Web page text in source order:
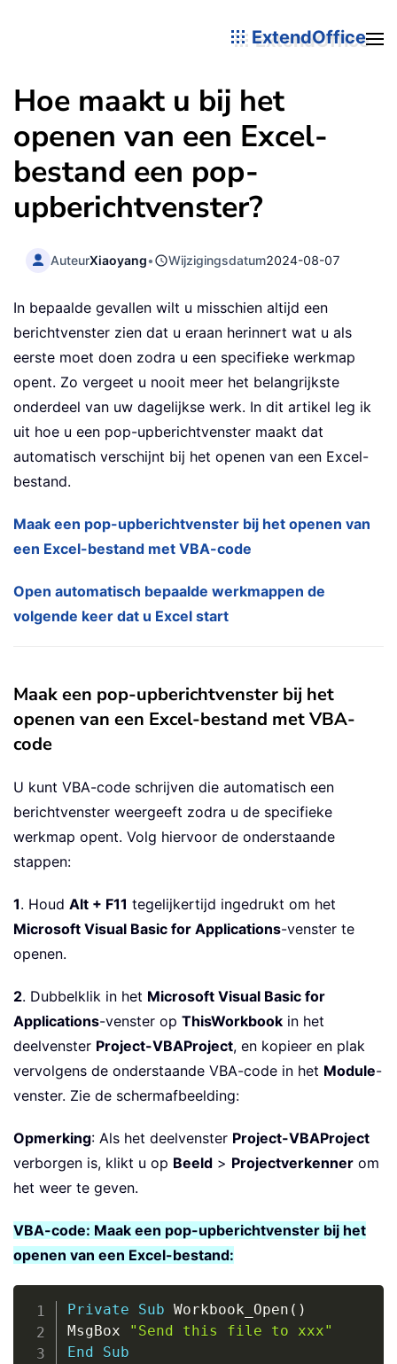
ExtendOffice
Hoe maakt u bij het
openen van een Excel-
bestand een pop-
upberichtvenster?
AuteurXiaoyang• Wijzigingsdatum2024-08-07
In bepaalde gevallen wilt u misschien altijd een
berichtvenster zien dat u eraan herinnert wat u als
eerste moet doen zodra u een specifieke werkmap
opent. Zo vergeet u nooit meer het belangrijkste
onderdeel van uw dagelijkse werk. In dit artikel leg ik
uit hoe u een pop-upberichtvenster maakt dat
automatisch verschijnt bij het openen van een Excel-
bestand.
Maak een pop-upberichtvenster bij het openen van
een Excel-bestand met VBA-code
Open automatisch bepaalde werkmappen de
volgende keer dat u Excel start
Maak een pop-upberichtvenster bij het
openen van een Excel-bestand met VBA-
code
U kunt VBA-code schrijven die automatisch een
berichtvenster weergeeft zodra u de specifieke
werkmap opent. Volg hiervoor de onderstaande
stappen:
1. Houd Alt + F11 tegelijkertijd ingedrukt om het
Microsoft Visual Basic for Applications-venster te
openen.
2. Dubbelklik in het Microsoft Visual Basic for
Applications-venster op ThisWorkbook in het
deelvenster Project-VBAProject, en kopieer en plak
vervolgens de onderstaande VBA-code in het Module-
venster. Zie de schermafbeelding:
Opmerking: Als het deelvenster Project-VBAProject
verborgen is, klikt u op Beeld > Projectverkenner om
het weer te geven.
VBA-code: Maak een pop-upberichtvenster bij het
openen van een Excel-bestand:
Private Sub Workbook_Open ( )
MsgBox
"Send this file to xxx"
End
Sub